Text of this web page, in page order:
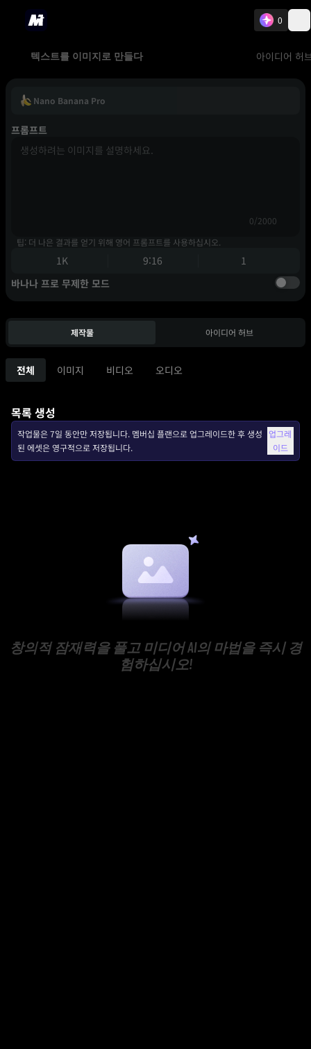
0
텍스트를 이미지로 만들다 아이디어 허
Nano Banana Pro
프롬프트
0/2000
팁: 더 나은 결과를 얻기 위해 영어 프롬프트를 사용하십시오.
1K 9:16
1
바나나 프로 무제한 모드
제작물 아이디어 허브
전체 이미지 비디오 오디오
목록 생성
작업물은 7일 동안만 저장됩니다. 멤버십 플랜으로 업그레이드한 후 생성
된 에셋은 영구적으로 저장됩니다.
업그레
이드
창의적 잠재력을 풀고 미디어 AI의 마법을 즉시 경
험하십시오!